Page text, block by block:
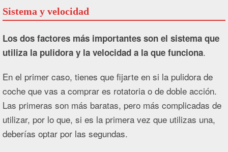
Sistema y velocidad
Los dos factores más importantes son el sistema que
utiliza la pulidora y la velocidad a la que funciona.
En el primer caso, tienes que fijarte en si la pulidora de
coche que vas a comprar es rotatoria o de doble acción.
Las primeras son más baratas, pero más complicadas de
utilizar, por lo que, si es la primera vez que utilizas una,
deberías optar por las segundas.